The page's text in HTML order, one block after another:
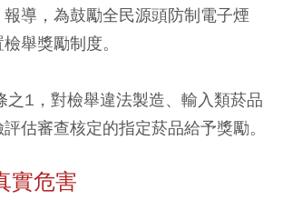
報導，為鼓勵全民源頭防制電子煙
舉獎勵制度。
之1，對檢舉違法製造、輸入類菸品
估審查核定的指定菸品給予獎勵。
實危害